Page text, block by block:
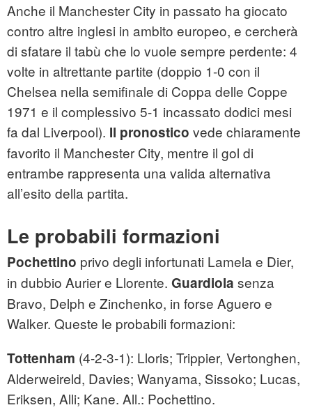
Anche il Manchester City in passato ha giocato
contro altre inglesi in ambito europeo, e cercherà
di sfatare il tabù che lo vuole sempre perdente: 4
volte in altrettante partite (doppio 1-0 con il
Chelsea nella semifinale di Coppa delle Coppe
1971 e il complessivo 5-1 incassato dodici mesi
fa dal Liverpool). Il pronostico vede chiaramente
favorito il Manchester City, mentre il gol di
entrambe rappresenta una valida alternativa
all’esito della partita.
Le probabili formazioni
Pochettino privo degli infortunati Lamela e Dier,
in dubbio Aurier e Llorente. Guardiola senza
Bravo, Delph e Zinchenko, in forse Aguero e
Walker. Queste le probabili formazioni:
Tottenham (4-2-3-1): Lloris; Trippier, Vertonghen,
Alderweireld, Davies; Wanyama, Sissoko; Lucas,
Eriksen, Alli; Kane. All.: Pochettino.